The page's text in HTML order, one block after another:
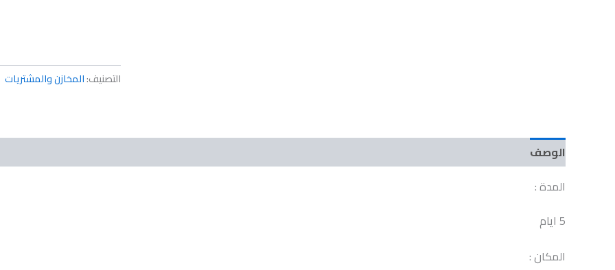
التصنيف:المخازن والمشتريات
الوصف
المدة :
5 ايام
المكان :